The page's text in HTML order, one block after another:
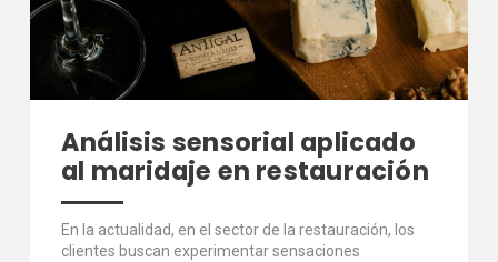
Análisis sensorial aplicado
al maridaje en restauración
En la actualidad, en el sector de la restauración, los
clientes buscan experimentar sensaciones